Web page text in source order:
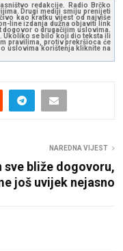
redakcije. Radio Brčko
Drugi mediji smiju prenijeti
kao kratku vijest od najviše
line izdanja dužna objaviti link
o drugačijim uslovima.
Ukoliko se bilo koji dio teksta ili
pravilima, protiv prekršioca će
uslovima korištenja kliknite na
NAREDNA VIJEST
sve bliže dogovoru,
još uvijek nejasno